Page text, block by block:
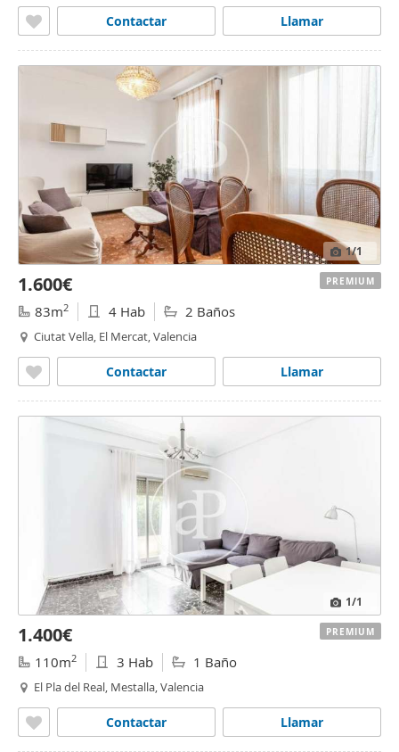
Llamar
Contactar
1/1
1.600€
83m2 4 Hab 2 Baños
Ciutat Vella, El Mercat, Valencia
Llamar
Contactar
PREMIUM
1/1
1.400€
110m2 3 Hab 1 Baño
El Pla del Real, Mestalla, Valencia
Llamar
Contactar
PREMIUM